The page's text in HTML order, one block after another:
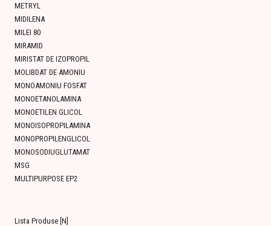
METRYL
MIDILENA
MILEI 80
MIRAMID
MIRISTAT DE IZOPROPIL
MOLIBDAT DE AMONIU
MONOAMONIU FOSFAT
MONOETANOLAMINA
MONOETILEN GLICOL
MONOISOPROPILAMINA
MONOPROPILENGLICOL
MONOSODIUGLUTAMAT
MSG
MULTIPURPOSE EP2
Lista Produse [N]